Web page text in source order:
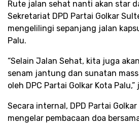
Rute jalan sehat nanti akan star
Sekretariat DPD Partai Golkar
mengelilingi sepanjang jalan
Palu.
“Selain Jalan Sehat, kita juga
senam jantung dan sunatan
oleh DPC Partai Golkar Kota Palu,”
Secara internal, DPD Partai
mengelar pembacaan doa